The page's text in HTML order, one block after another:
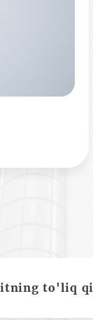
to'liq